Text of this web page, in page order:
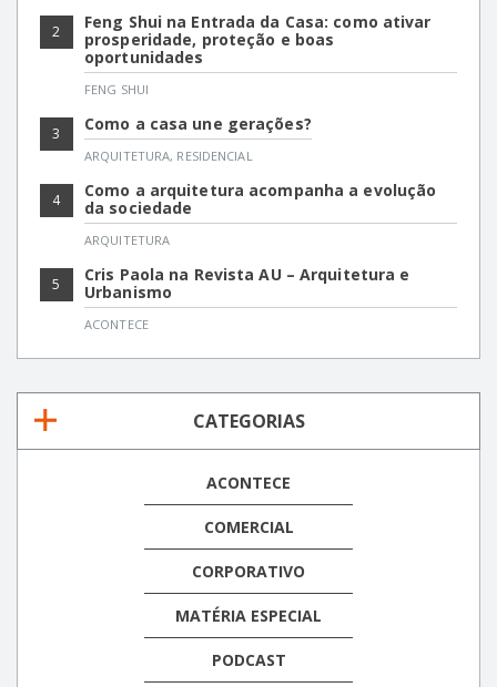
2
Feng Shui na Entrada da Casa: como ativar
prosperidade, proteção e boas
oportunidades
FENG SHUI
3 Como a casa une gerações?
ARQUITETURA, RESIDENCIAL
4
Como a arquitetura acompanha a evolução
da sociedade
ARQUITETURA
5
Cris Paola na Revista AU – Arquitetura e
Urbanismo
ACONTECE
CATEGORIAS
ACONTECE
COMERCIAL
CORPORATIVO
MATÉRIA ESPECIAL
PODCAST